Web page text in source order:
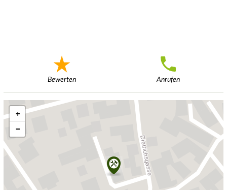
Bewerten Anrufen
+
−